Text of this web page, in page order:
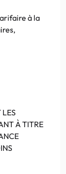
à la
LES
À TITRE